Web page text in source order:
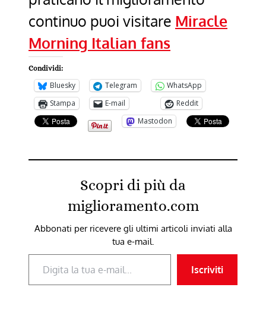
continuo puoi visitare Miracle
Morning Italian fans
Condividi:
Bluesky Telegram
WhatsApp
Stampa
E-mail
Reddit
Mastodon
Scopri di più da
miglioramento.com
Abbonati per ricevere gli ultimi articoli inviati alla
tua e-mail.
Digita la tua e-mail...
Iscriviti